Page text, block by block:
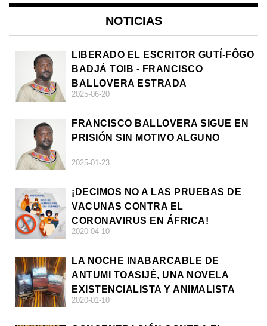
NOTICIAS
LIBERADO EL ESCRITOR GUTÍ-FÔGO
BADJÁ TOIB - FRANCISCO
BALLOVERA ESTRADA
2025-06-20
FRANCISCO BALLOVERA SIGUE EN
PRISIÓN SIN MOTIVO ALGUNO
2025-01-23
¡DECIMOS NO A LAS PRUEBAS DE
VACUNAS CONTRA EL
CORONAVIRUS EN ÁFRICA!
2020-04-10
LA NOCHE INABARCABLE DE
ANTUMI TOASIJÉ, UNA NOVELA
EXISTENCIALISTA Y ANIMALISTA
2020-01-10